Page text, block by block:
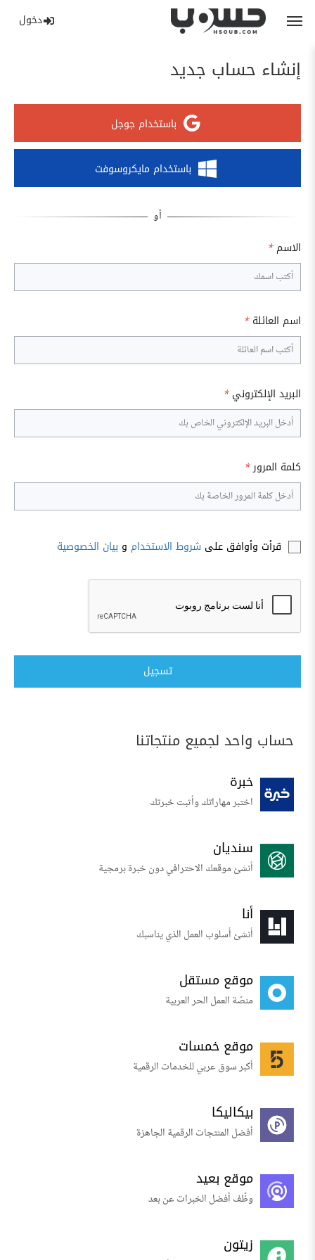
دخول
إنشاء حساب جديد
باستخدام جوجل
باستخدام مايكروسوفت
الاسم *
اسم العائلة *
البريد الإلكتروني *
كلمة المرور*
قرأت وأوافق على شروط الاستخدام و بيان الخصوصية
تسجيل
حساب واحد لجميع منتجاتنا
خبرة
اختبر مهاراتك وأثبت خبرتك
سنديان
أنشئ موقعك الاحترافي دون خبرة برمجية
أنا
أنشئ أسلوب العمل الذي يناسبك
موقع مستقل
منصّة العمل الحر العربية
موقع خمسات
أكبر سوق عربي للخدمات الرقمية
بيكاليكا
أفضل المنتجات الرقمية الجاهزة
موقع بعيد
وظّف أفضل الخبرات عن بعد
زيتون